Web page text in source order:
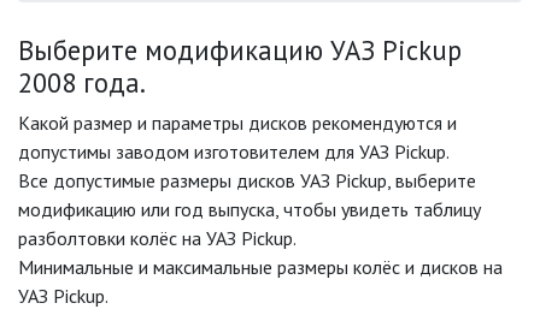
Выберите модификацию УАЗ Pickup
2008 года.
Какой размер и параметры дисков рекомендуются и
допустимы заводом изготовителем для УАЗ Pickup.
Все допустимые размеры дисков УАЗ Pickup, выберите
модификацию или год выпуска, чтобы увидеть таблицу
разболтовки колёс на УАЗ Pickup.
Минимальные и максимальные размеры колёс и дисков на
УАЗ Pickup.